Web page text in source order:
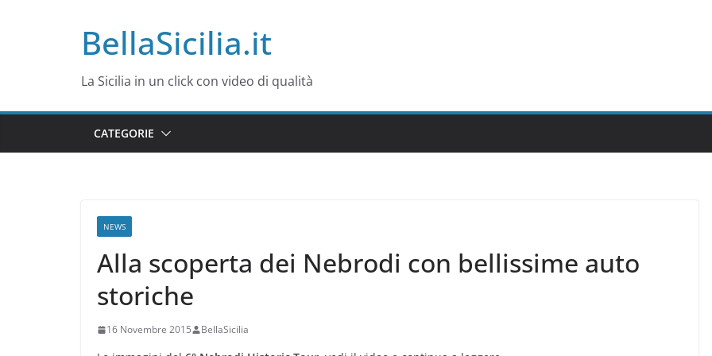
BellaSicilia.it
La Sicilia in un click con video di qualità
CATEGORIE
NEWS
Alla scoperta dei Nebrodi con bellissime auto
storiche
16 Novembre 2015 BellaSicilia